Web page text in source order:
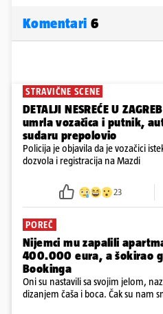
Komentari 6
STRAVIČNE SCENE
DETALJI NESREĆE U
umrla vozačica i putnik,
sudaru prepolovio
Policija je objavila da je vozačici
dozvola i registracija na Mazdi
23
POREČ
Nijemci mu zapalili
400.000 eura, a šokirao
Bookinga
Oni su nastavili sa svojim jelom,
dizanjem čaša i boca. Čak su nam